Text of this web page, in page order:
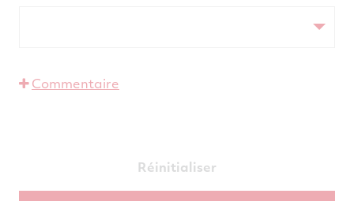
Commentaire
Réinitialiser